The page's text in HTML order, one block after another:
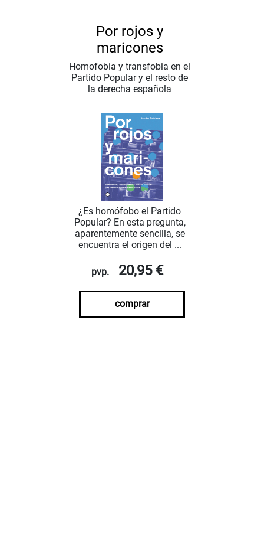
Por rojos y
maricones
Homofobia y transfobia en el
Partido Popular y el resto de
la derecha española
¿Es homófobo el Partido
Popular? En esta pregunta,
aparentemente sencilla, se
encuentra el origen del ...
pvp. 20,95 €
comprar